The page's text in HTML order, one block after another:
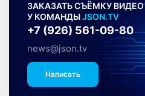
ЗАКАЗАТЬ СЪЁМКУ ВИДЕО
У КОМАНДЫJSON.TV
+7 (926) 561-09-80
news@json.tv
Написать